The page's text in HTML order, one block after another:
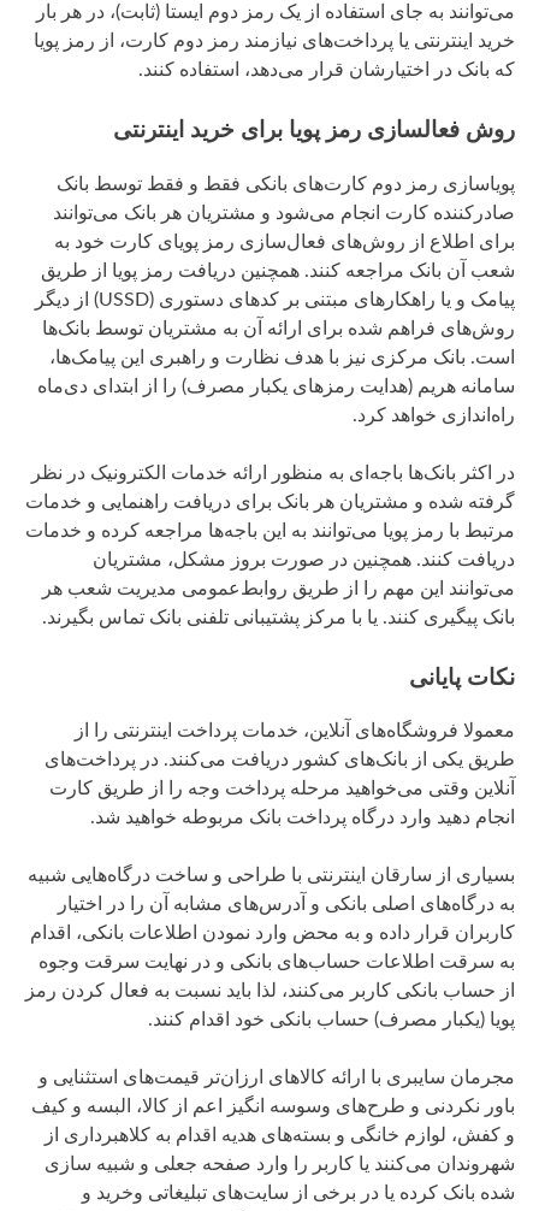
می‌توانند به جای استفاده از یک رمز دوم ایستا (ثابت)، در هر بار
خرید اینترنتی یا پرداخت‌های نیازمند رمز دوم کارت، از رمز پویا
که بانک در اختیارشان قرار می‌دهد، استفاده کنند.
روش فعالسازی رمز پویا برای خرید اینترنتی
پویاسازی رمز دوم کارت‌های بانکی فقط و فقط توسط بانک
صادرکننده کارت انجام می‌شود و مشتریان هر بانک می‌توانند
برای اطلاع از روش‌های فعال‌سازی رمز پویای کارت خود به
شعب آن بانک مراجعه کنند. همچنین دریافت رمز پویا از طریق
پیامک و یا راهکار‌های مبتنی بر کد‌های دستوری (USSD) از دیگر
روش‌های فراهم شده برای ارائه آن به مشتریان توسط بانک‌ها
است. بانک مرکزی نیز با هدف نظارت و راهبری این پیامک‌ها،
سامانه هریم (هدایت رمز‌های یکبار مصرف) را از ابتدای دی‌ماه
راه‌اندازی خواهد کرد.
در اکثر بانک‌ها باجه‌ای به منظور ارائه خدمات الکترونیک در نظر
گرفته شده و مشتریان هر بانک برای دریافت راهنمایی و خدمات
مرتبط با رمز پویا می‌توانند به این باجه‌ها مراجعه کرده و خدمات
دریافت کنند. همچنین در صورت بروز مشکل، مشتریان
می‌توانند این مهم را از طریق روابط‌عمومی مدیریت شعب هر
بانک پیگیری کنند. یا با مرکز پشتیبانی تلفنی بانک تماس بگیرند.
نکات پایانی
معمولا فروشگاه‌های آنلاین، خدمات پرداخت اینترنتی را از
طریق یکی از بانک‌های کشور دریافت می‌کنند. در پرداخت‌های
آنلاین وقتی می‌خواهید مرحله پرداخت وجه را از طریق کارت
انجام دهید وارد درگاه پرداخت بانک مربوطه خواهید شد.
بسیاری از سارقان اینترنتی با طراحی و ساخت درگاه‌هایی شبیه
به درگاه‌های اصلی بانکی و آدرس‌های مشابه آن را در اختیار
کاربران قرار داده و به محض وارد نمودن اطلاعات بانکی، اقدام
به سرقت اطلاعات حساب‌های بانکی و در نهایت سرقت وجوه
از حساب بانکی کاربر می‌کنند، لذا باید نسبت به فعال کردن رمز
پویا (یکبار مصرف) حساب بانکی خود اقدام کنند.
مجرمان سایبری با ارائه کالاهای ارزان‌تر قیمت‌های استثنایی و
باور نکردنی و طرح‌های وسوسه انگیز اعم از کالا، البسه و کیف
و کفش، لوازم خانگی و بسته‌های هدیه اقدام به کلاهبرداری از
شهروندان می‌کنند یا کاربر را وارد صفحه جعلی و شبیه سازی
شده بانک کرده یا در برخی از سایت‌های تبلیغاتی وخرید و